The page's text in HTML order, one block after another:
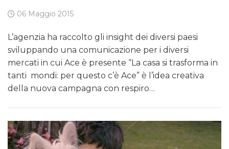
06 Maggio 2015
L’agenzia ha raccolto gli insight dei diversi paesi
sviluppando una comunicazione per i diversi
mercati in cui Ace è presente “La casa si trasforma in
tanti mondi: per questo c’è Ace” è l’idea creativa
della nuova campagna con respiro…